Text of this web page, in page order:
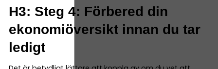
H3: Steg 4: Förbered din
ekonomiöversikt innan du tar
ledigt